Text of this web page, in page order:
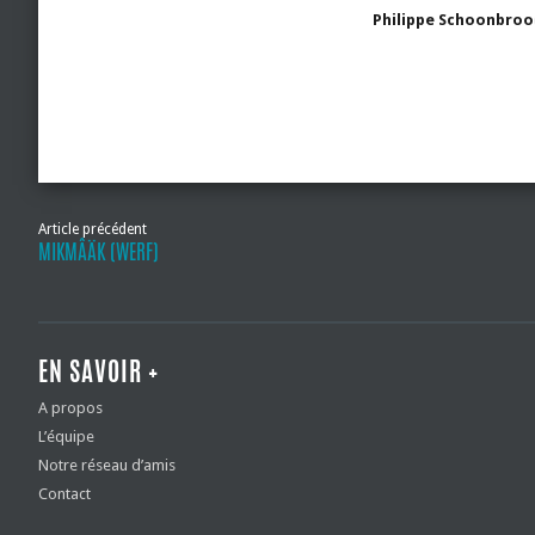
Philippe
Article précédent
MIKMÂÄK (WERF)
EN SAVOIR +
A propos
L’équipe
Notre réseau d’amis
Contact